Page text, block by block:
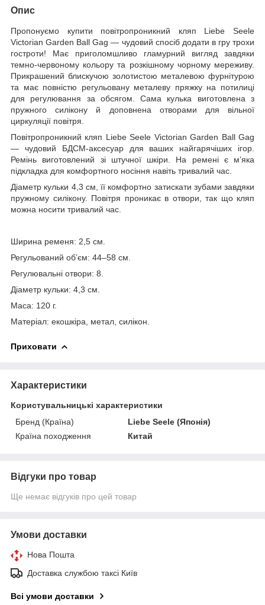
Опис
Пропонуємо купити повітропроникний кляп Liebe Seele
Victorian Garden Ball Gag — чудовий спосіб додати в гру трохи
гостроти! Має приголомшливо гламурний вигляд завдяки
темно-червоному кольору та розкішному чорному мереживу.
Прикрашений блискучою золотистою металевою фурнітурою
та має повністю регульовану металеву пряжку на потилиці
для регулювання за обсягом. Сама кулька виготовлена ​​з
пружного силікону й доповнена отворами для вільної
циркуляції повітря.
Повітропроникний кляп Liebe Seele Victorian Garden Ball Gag
— чудовий БДСМ-аксесуар для ваших найгарячіших ігор.
Ремінь виготовлений зі штучної шкіри. На ремені є м’яка
підкладка для комфортного носіння навіть тривалий час.
Діаметр кульки 4,3 см, її комфортно затискати зубами завдяки
пружному силікону. Повітря проникає в отвори, так що кляп
можна носити тривалий час.
Ширина ременя: 2,5 см.
Регульований об’єм: 44–58 см.
Регулювальні отвори: 8.
Діаметр кульки: 4,3 см.
Маса: 120 г.
Матеріал: екошкіра, метал, силікон.
Приховати
Характеристики
Користувальницькі характеристики
Бренд (Країна)
Liebe Seele (Японія)
Країна походження
Китай
Відгуки про товар
Ще немає відгуків про цей товар
Умови доставки
Нова Пошта
Доставка службою таксі Київ
Всі умови доставки